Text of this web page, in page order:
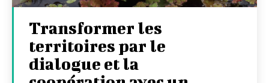
Transformer les
territoires par le
dialogue et la